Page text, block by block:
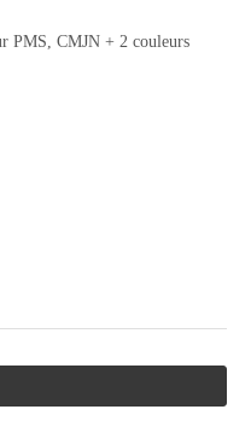
PMS, CMJN + 2 couleurs